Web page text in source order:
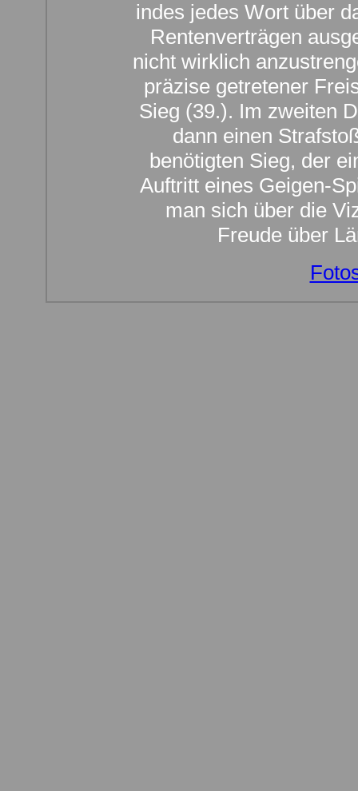
indes jedes Wort über
Rentenverträgen
nicht wirklich
präzise getretener
Sieg (39.). Im zweiten
dann einen
benötigten Sieg, der
Auftritt eines Geigen-
man sich über die
Freude über